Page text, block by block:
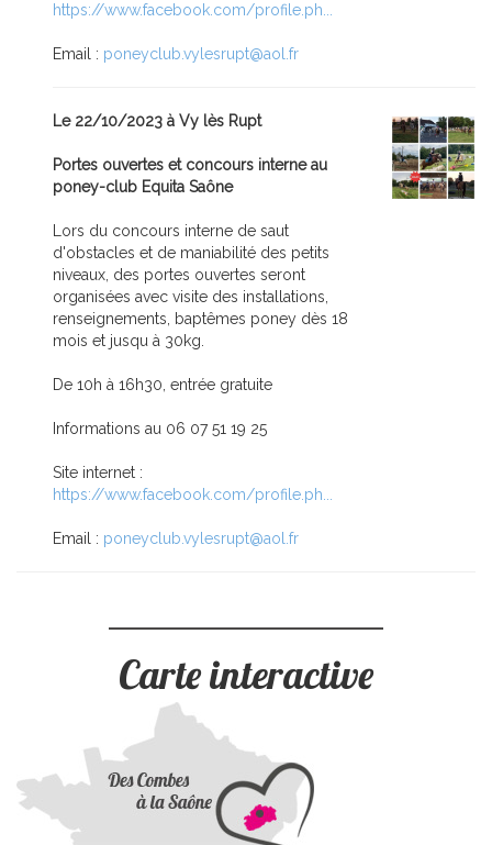
https://www.facebook.com/profile.ph...
Email : poneyclub.vylesrupt@aol.fr
Le 22/10/2023 à Vy lès Rupt
Portes ouvertes et concours interne au
poney-club Equita Saône
Lors du concours interne de saut
d'obstacles et de maniabilité des petits
niveaux, des portes ouvertes seront
organisées avec visite des installations,
renseignements, baptêmes poney dès 18
mois et jusqu à 30kg.
De 10h à 16h30, entrée gratuite
Informations au 06 07 51 19 25
Site internet :
https://www.facebook.com/profile.ph...
Email : poneyclub.vylesrupt@aol.fr
Carte interactive